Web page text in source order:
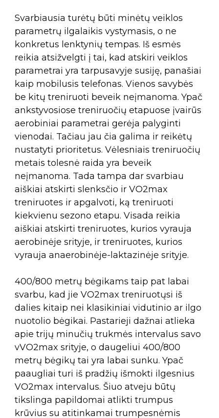
Svarbiausia turėtų būti minėtų veiklos
parametrų ilgalaikis vystymasis, o ne
konkretus lenktynių tempas. Iš esmės
reikia atsižvelgti į tai, kad atskiri veiklos
parametrai yra tarpusavyje susiję, panašiai
kaip mobilusis telefonas. Vienos savybės
be kitų treniruoti beveik neįmanoma. Ypač
ankstyvosiose treniruočių etapuose įvairūs
aerobiniai parametrai gerėja palyginti
vienodai. Tačiau jau čia galima ir reikėtų
nustatyti prioritetus. Vėlesniais treniruočių
metais tolesnė raida yra beveik
neįmanoma. Tada tampa dar svarbiau
aiškiai atskirti slenksčio ir VO2max
treniruotes ir apgalvoti, ką treniruoti
kiekvienu sezono etapu. Visada reikia
aiškiai atskirti treniruotes, kurios vyrauja
aerobinėje srityje, ir treniruotes, kurios
vyrauja anaerobinėje-laktazinėje srityje.
400/800 metrų bėgikams taip pat labai
svarbu, kad jie VO2max treniruotųsi iš
dalies kitaip nei klasikiniai vidutinio ar ilgo
nuotolio bėgikai. Pastarieji dažnai atlieka
apie trijų minučių trukmės intervalus savo
vVO2max srityje, o daugeliui 400/800
metrų bėgikų tai yra labai sunku. Ypač
paaugliai turi iš pradžių išmokti ilgesnius
VO2max intervalus. Šiuo atveju būtų
tikslinga papildomai atlikti trumpus
krūvius su atitinkamai trumpesnėmis